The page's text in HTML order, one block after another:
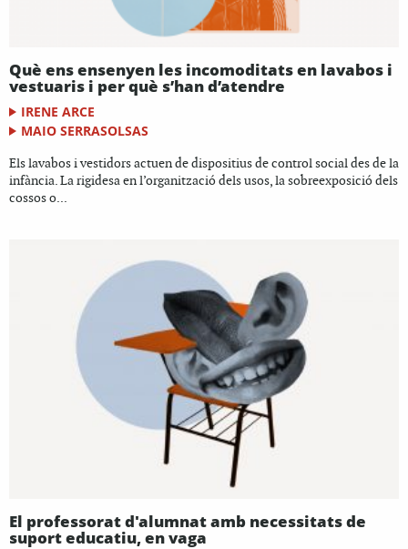
Què ens ensenyen les incomoditats en lavabos i
vestuaris i per què s’han d’atendre
IRENE ARCE
MAIO SERRASOLSAS
Els lavabos i vestidors actuen de dispositius de control social des de la
infància. La rigidesa en l’organització dels usos, la sobreexposició dels
cossos o...
El professorat d'alumnat amb necessitats de
suport educatiu, en vaga